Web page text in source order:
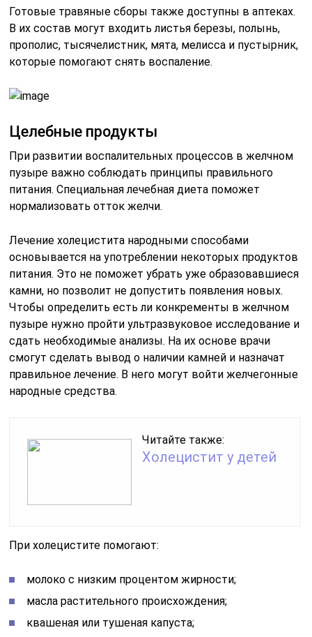
Готовые травяные сборы также доступны в аптеках.
В их состав могут входить листья березы, полынь,
прополис, тысячелистник, мята, мелисса и пустырник,
которые помогают снять воспаление.
Целебные продукты
При развитии воспалительных процессов в желчном
пузыре важно соблюдать принципы правильного
питания. Специальная лечебная диета поможет
нормализовать отток желчи.
Лечение холецистита народными способами
основывается на употреблении некоторых продуктов
питания. Это не поможет убрать уже образовавшиеся
камни, но позволит не допустить появления новых.
Чтобы определить есть ли конкременты в желчном
пузыре нужно пройти ультразвуковое исследование и
сдать необходимые анализы. На их основе врачи
смогут сделать вывод о наличии камней и назначат
правильное лечение. В него могут войти желчегонные
народные средства.
Читайте также:
Холецистит у детей
При холецистите помогают:
молоко с низким процентом жирности;
масла растительного происхождения;
квашеная или тушеная капуста;